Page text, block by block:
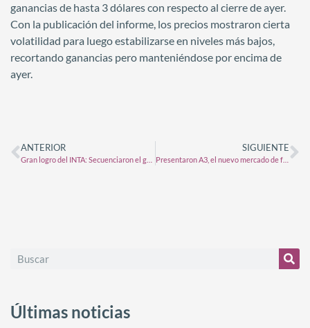
ganancias de hasta 3 dólares con respecto al cierre de ayer.
Con la publicación del informe, los precios mostraron cierta
volatilidad para luego estabilizarse en niveles más bajos,
recortando ganancias pero manteniéndose por encima de
ayer.
ANTERIOR SIGUIENTE
Presentaron A3, el nuevo mercado de futuros surgido de la fusión entre MAE y Matba Rofex
Últimas noticias